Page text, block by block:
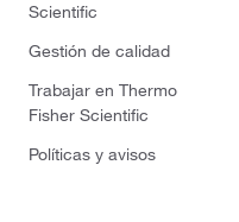
Scientific
Gestión de calidad
Trabajar en Thermo
Fisher Scientific
Políticas y avisos